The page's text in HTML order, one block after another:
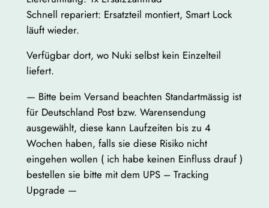
L
o
c
k
l
t
r
a
–
N
y
Schnell repariert: Ersatzteil montiert, Smart Lock
läuft wieder.
Verfügbar dort, wo Nuki selbst kein Einzelteil
liefert.
— Bitte beim Versand beachten Standartmässig ist
für Deutschland Post bzw. Warensendung
ausgewählt, diese kann Laufzeiten bis zu 4
Wochen haben, falls sie diese Risiko nicht
eingehen wollen ( ich habe keinen Einfluss drauf )
bestellen sie bitte mit dem UPS – Tracking
Upgrade —